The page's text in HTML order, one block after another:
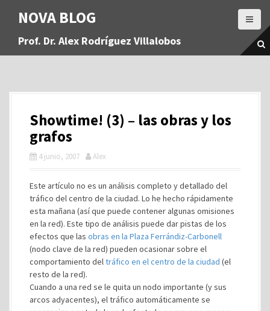
a
NOVA BLOG
Prof. Dr. Alex Rodríguez Villalobos
Showtime! (3) – las obras y los
grafos
4 junio, 2007 Alex
Este artículo no es un análisis completo y detallado del
tráfico del centro de la ciudad. Lo he hecho rápidamente
esta mañana (así que puede contener algunas omisiones
en la red). Este tipo de análisis puede dar pistas de los
efectos que las obras en la Plaza Ferrándiz-Carbonell
(nodo clave de la red) pueden ocasionar sobre el
comportamiento deltráfico en el centro de la ciudad (el
resto de la red).
Cuando a una red se le quita un nodo importante (y sus
arcos adyacentes), el tráfico automáticamente se